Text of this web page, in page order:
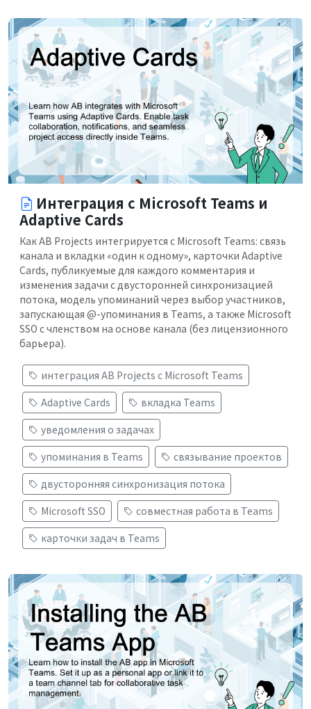
Интеграция с Microsoft Teams и
Adaptive Cards
Как AB Projects интегрируется с Microsoft Teams: связь
канала и вкладки «один к одному», карточки Adaptive
Cards, публикуемые для каждого комментария и
изменения задачи с двусторонней синхронизацией
потока, модель упоминаний через выбор участников,
запускающая @-упоминания в Teams, а также Microsoft
SSO с членством на основе канала (без лицензионного
барьера).
интеграция AB Projects с Microsoft Teams
Adaptive Cards
вкладка Teams
уведомления о задачах
упоминания в Teams
связывание проектов
двусторонняя синхронизация потока
Microsoft SSO
совместная работа в Teams
карточки задач в Teams